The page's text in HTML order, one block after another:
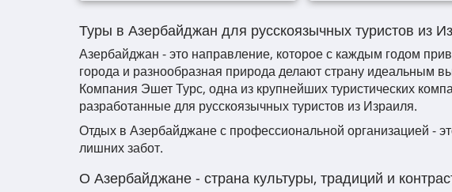
Туры в Азербайджан для русскоязычных туристов из
Азербайджан - это направление, которое с каждым годом
города и разнообразная природа делают страну идеальным
Компания Эшет Турс, одна из крупнейших туристических
разработанные для русскоязычных туристов из Израиля.
Отдых в Азербайджане с профессиональной организацией -
лишних забот.
О Азербайджане - страна культуры, традиций и